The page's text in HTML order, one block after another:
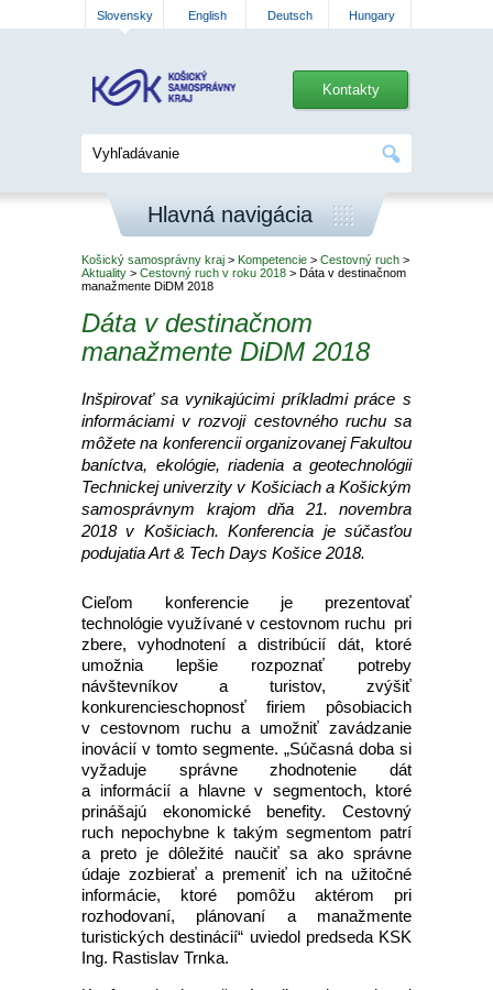
Slovensky English Deutsch Hungary
Kontakty
Hlavná navigácia
Košický samosprávny kraj > Kompetencie > Cestovný ruch >
Aktuality > Cestovný ruch v roku 2018 > Dáta v destinačnom
manažmente DiDM 2018
Dáta v destinačnom
manažmente DiDM 2018
Inšpirovať sa vynikajúcimi príkladmi práce s
informáciami v rozvoji cestovného ruchu sa
môžete na konferencii organizovanej Fakultou
baníctva, ekológie, riadenia a geotechnológii
Technickej univerzity v Košiciach a Košickým
samosprávnym krajom dňa 21. novembra
2018 v Košiciach. Konferencia je súčasťou
podujatia Art & Tech Days Košice 2018.
Cieľom konferencie je prezentovať
technológie využívané v cestovnom ruchu pri
zbere, vyhodnotení a distribúcií dát, ktoré
umožnia lepšie rozpoznať potreby
návštevníkov a turistov, zvýšiť
konkurencieschopnosť firiem pôsobiacich
v cestovnom ruchu a umožniť zavádzanie
inovácií v tomto segmente. „Súčasná doba si
vyžaduje správne zhodnotenie dát
a informácií a hlavne v segmentoch, ktoré
prinášajú ekonomické benefity. Cestovný
ruch nepochybne k takým segmentom patrí
a preto je dôležité naučiť sa ako správne
údaje zozbierať a premeniť ich na užitočné
informácie, ktoré pomôžu aktérom pri
rozhodovaní, plánovaní a manažmente
turistických destinácií“ uviedol predseda KSK
Ing. Rastislav Trnka.